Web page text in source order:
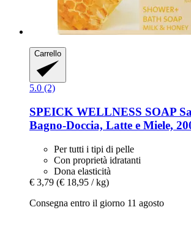
Carrello
5.0 (2)
SPEICK WELLNESS SOAP
Bagno-​Doccia, Latte e Miele,
Per tutti i tipi di pelle
Con proprietà idratanti
Dona elasticità
€ 3,79 (€ 18,95 / kg)
Consegna entro il giorno 11 agosto